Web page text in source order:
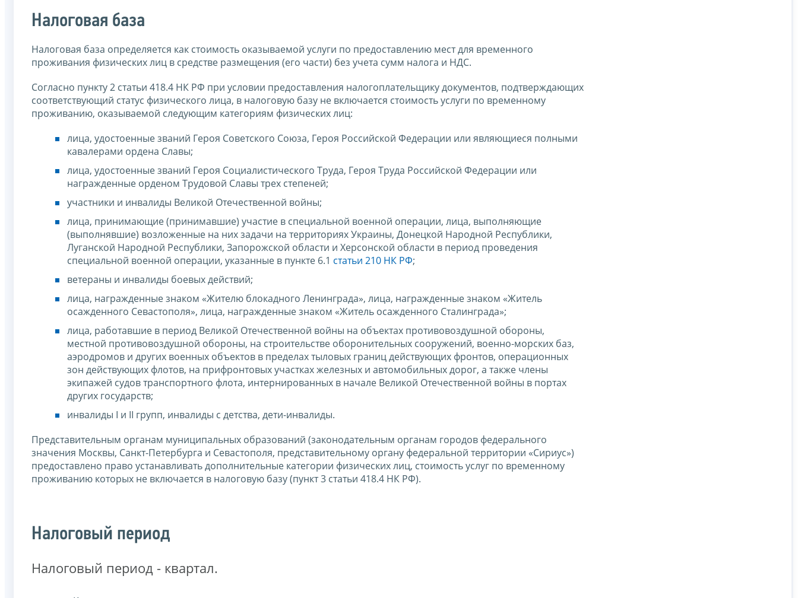
Налоговая база
Налоговая база определяется как стоимость оказываемой услуги по предоставлению мест для временного
проживания физических лиц в средстве размещения (его части) без учета сумм налога и НДС.
Согласно пункту 2 статьи 418.4 НК РФ при условии предоставления налогоплательщику документов, подтверждающих
соответствующий статус физического лица, в налоговую базу не включается стоимость услуги по временному
проживанию, оказываемой следующим категориям физических лиц:
лица, удостоенные званий Героя Советского Союза, Героя Российской Федерации или являющиеся полными
кавалерами ордена Славы;
лица, удостоенные званий Героя Социалистического Труда, Героя Труда Российской Федерации или
награжденные орденом Трудовой Славы трех степеней;
участники и инвалиды Великой Отечественной войны;
лица, принимающие (принимавшие) участие в специальной военной операции, лица, выполняющие
(выполнявшие) возложенные на них задачи на территориях Украины, Донецкой Народной Республики,
Луганской Народной Республики, Запорожской области и Херсонской области в период проведения
специальной военной операции, указанные в пункте 6.1 статьи 210 НК РФ;
ветераны и инвалиды боевых действий;
лица, награжденные знаком «Жителю блокадного Ленинграда», лица, награжденные знаком «Житель
осажденного Севастополя», лица, награжденные знаком «Житель осажденного Сталинграда»;
лица, работавшие в период Великой Отечественной войны на объектах противовоздушной обороны,
местной противовоздушной обороны, на строительстве оборонительных сооружений, военно-морских баз,
аэродромов и других военных объектов в пределах тыловых границ действующих фронтов, операционных
зон действующих флотов, на прифронтовых участках железных и автомобильных дорог, а также члены
экипажей судов транспортного флота, интернированных в начале Великой Отечественной войны в портах
других государств;
инвалиды I и II групп, инвалиды с детства, дети-инвалиды.
Представительным органам муниципальных образований (законодательным органам городов федерального
значения Москвы, Санкт-Петербурга и Севастополя, представительному органу федеральной территории «Сириус»)
предоставлено право устанавливать дополнительные категории физических лиц, стоимость услуг по временному
проживанию которых не включается в налоговую базу (пункт 3 статьи 418.4 НК РФ).
Налоговый период
Налоговый период - квартал.